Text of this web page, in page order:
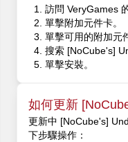
訪問 VeryGames
單擊附加元件卡。
單擊可用的附加元
搜索 [NoCube's]
單擊安裝。
如何更新
更新中 [NoCube's]
下步驟操作：